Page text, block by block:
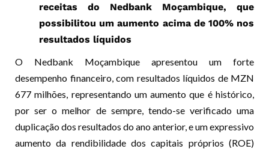
receitas do Nedbank Moçambique, que
possibilitou um aumento acima de 100% nos
resultados líquidos
O Nedbank Moçambique apresentou um forte
desempenho financeiro, com resultados líquidos de MZN
677 milhões, representando um aumento que é histórico,
por ser o melhor de sempre, tendo-se verificado uma
duplicação dos resultados do ano anterior, e um expressivo
aumento da rendibilidade dos capitais próprios (ROE)